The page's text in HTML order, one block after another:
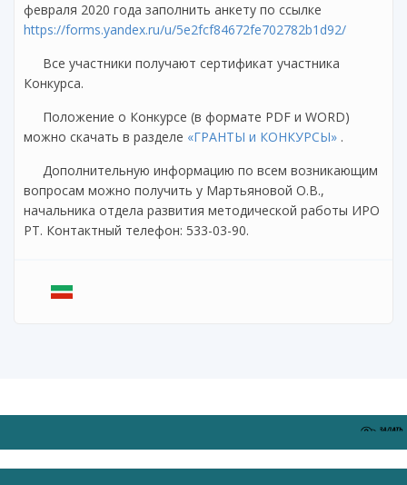
февраля 2020 года заполнить анкету по ссылке
https://forms.yandex.ru/u/5e2fcf84672fe702782b1d92/
Все участники получают сертификат участника
Конкурса.
Положение о Конкурсе (в формате PDF и WORD)
можно скачать в разделе «ГРАНТЫ и КОНКУРСЫ» .
Дополнительную информацию по всем возникающим
вопросам можно получить у Мартьяновой О.В.,
начальника отдела развития методической работы ИРО
РТ. Контактный телефон: 533-03-90.